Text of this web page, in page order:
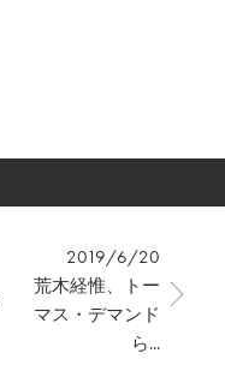
2019/6/20
荒木経惟、トー
マス・デマンド
ら...